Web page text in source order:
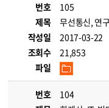
번호
105
제목
무선통신, 연
작성일
2017-03-22
조회수
21,853
파일
번호
104